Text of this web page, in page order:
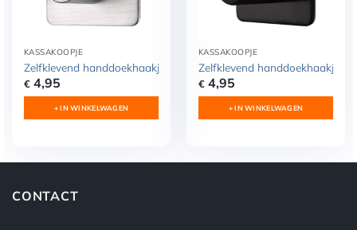
KASSAKOOPJE
Zelfklevend handdoekhaakje Zilver geborsteld
€4,95
+ IN WINKELWAGEN
KASSAKOOPJE
Zelfklevend handdoekhaakje
€4,95
+ IN WINKELWAGEN
CONTACT